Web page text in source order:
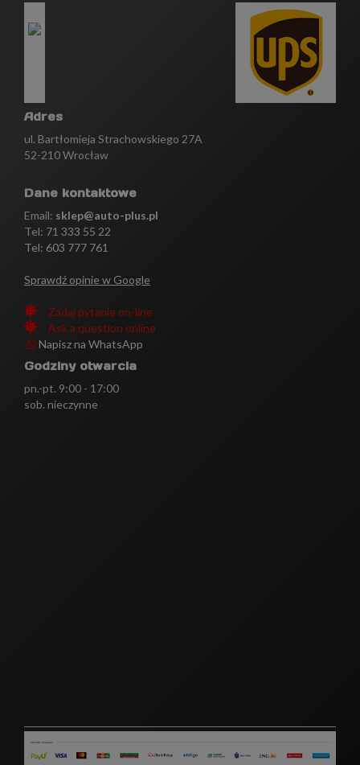
Adres
ul. Bartłomieja Strachowskiego 27A
52-210 Wrocław
Dane kontaktowe
Email: sklep@auto-plus.pl
Tel: 71 333 55 22
Tel: 603 777 761
Sprawdź opinie w Google
Zadaj pytanie on-line
Ask a question online
Napisz na WhatsApp
Godziny otwarcia
pn.-pt. 9:00 - 17:00
sob. nieczynne